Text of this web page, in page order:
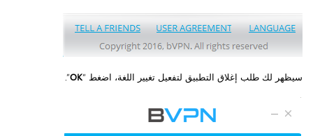
سيظهر لك طلب إغلاق التطبيق لتفعيل تغيير اللغة، اضغط “OK
”.